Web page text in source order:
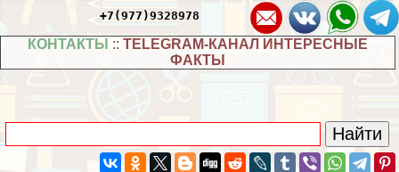
+7(977)9328978
КОНТАКТЫ :: TELEGRAM-КАНАЛ ИНТЕРЕСНЫЕ
ФАКТЫ